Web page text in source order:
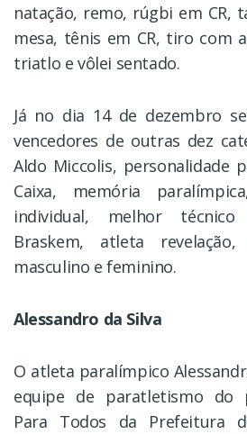
natação, remo, rúgbi em CR,
mesa, tênis em CR, tiro com
triatlo e vôlei sentado.
Já no dia 14 de dezembro
vencedores de outras dez
Aldo Miccolis, personalidade
Caixa, memória
individual, melhor
Braskem, atleta
masculino e feminino.
Alessandro da Silva
O atleta paralímpico
equipe de paratletismo do
Para Todos da Prefeitura